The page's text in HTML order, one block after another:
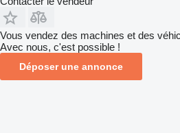
Vous vendez des machines et des
Avec nous, c'est possible !
Déposer une annonce